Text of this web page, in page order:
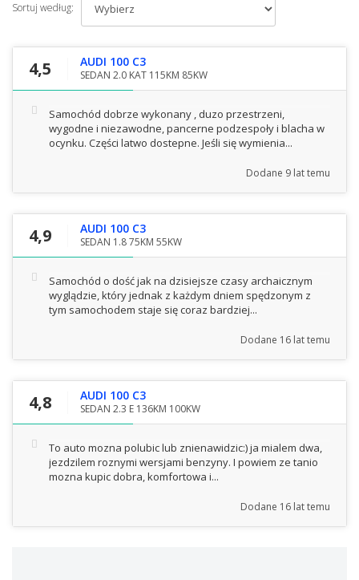
Sortuj według:
4,5 AUDI 100 C3
SEDAN 2.0 KAT 115KM 85KW
Samochód dobrze wykonany , duzo przestrzeni,
wygodne i niezawodne, pancerne podzespoły i blacha w
ocynku. Części latwo dostepne. Jeśli się wymienia...
Dodane 9 lat temu
4,9 AUDI 100 C3
SEDAN 1.8 75KM 55KW
Samochód o dość jak na dzisiejsze czasy archaicznym
wyglądzie, który jednak z każdym dniem spędzonym z
tym samochodem staje się coraz bardziej...
Dodane 16 lat temu
4,8 AUDI 100 C3
SEDAN 2.3 E 136KM 100KW
To auto mozna polubic lub znienawidzic:) ja mialem dwa,
jezdzilem roznymi wersjami benzyny. I powiem ze tanio
mozna kupic dobra, komfortowa i...
Dodane 16 lat temu